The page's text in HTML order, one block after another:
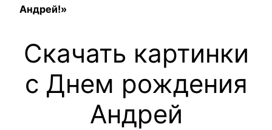
Андрей!»
Скачать картинки
с Днем рождения
Андрей